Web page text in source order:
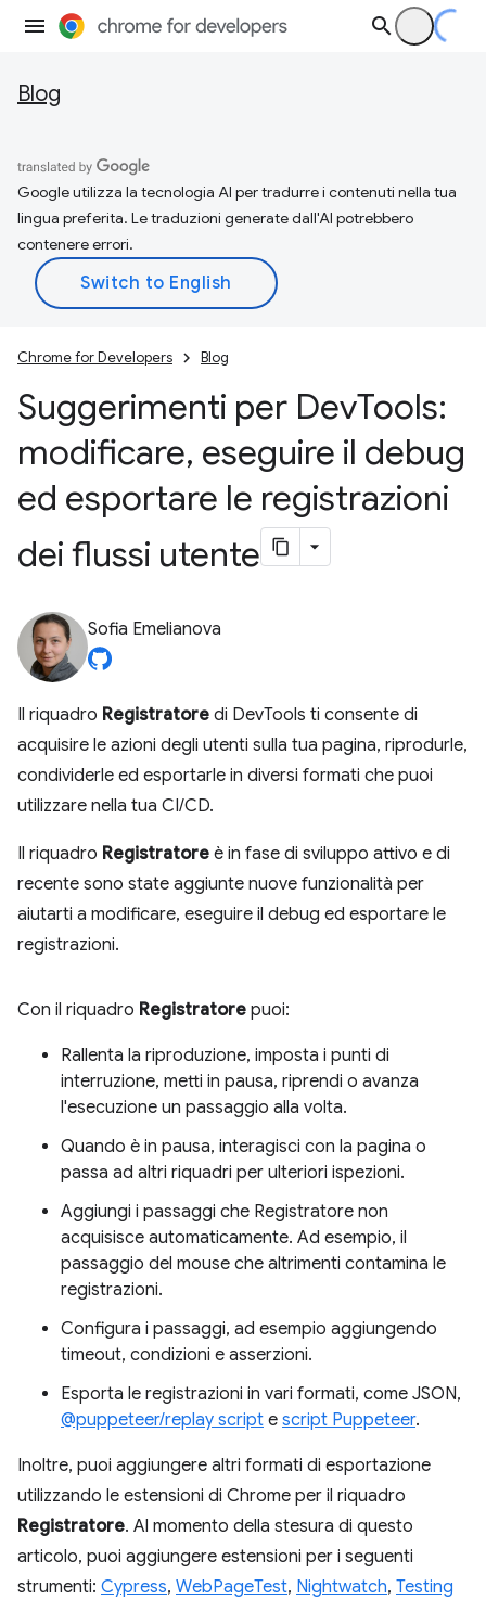
Blog
Google utilizza la tecnologia AI per tradurre i contenuti nella tua
lingua preferita. Le traduzioni generate dall'AI potrebbero
contenere errori.
Chrome for Developers Blog
Suggerimenti per DevTools:
modificare, eseguire il debug
ed esportare le registrazioni
dei flussi utente
Sofia Emelianova
Il riquadro Registratore di DevTools ti consente di
acquisire le azioni degli utenti sulla tua pagina, riprodurle,
condividerle ed esportarle in diversi formati che puoi
utilizzare nella tua CI/CD.
Il riquadro Registratore è in fase di sviluppo attivo e di
recente sono state aggiunte nuove funzionalità per
aiutarti a modificare, eseguire il debug ed esportare le
registrazioni.
Con il riquadro Registratore puoi:
Rallenta la riproduzione, imposta i punti di
interruzione, metti in pausa, riprendi o avanza
l'esecuzione un passaggio alla volta.
Quando è in pausa, interagisci con la pagina o
passa ad altri riquadri per ulteriori ispezioni.
Aggiungi i passaggi che Registratore non
acquisisce automaticamente. Ad esempio, il
passaggio del mouse che altrimenti contamina le
registrazioni.
Configura i passaggi, ad esempio aggiungendo
timeout, condizioni e asserzioni.
Esporta le registrazioni in vari formati, come JSON,
@puppeteer/replay script e script Puppeteer.
Inoltre, puoi aggiungere altri formati di esportazione
utilizzando le estensioni di Chrome per il riquadro
Registratore. Al momento della stesura di questo
articolo, puoi aggiungere estensioni per i seguenti
strumenti: Cypress, WebPageTest, Nightwatch, Testing